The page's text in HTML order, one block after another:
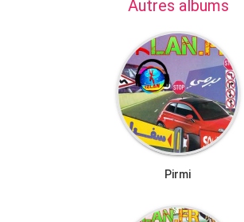
Autres albums
Pirmi